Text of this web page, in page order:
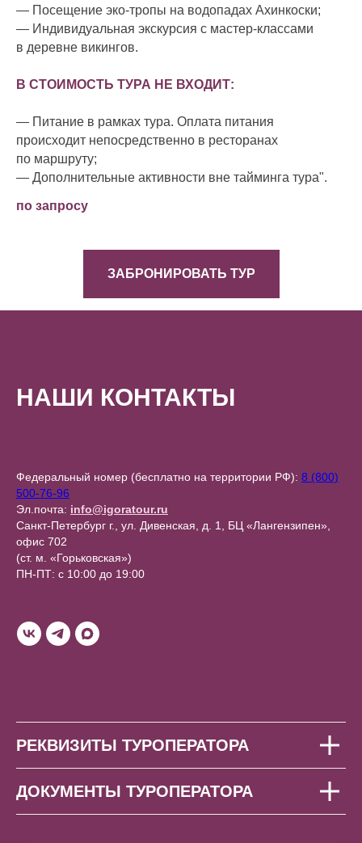
— Посещение эко-тропы на водопадах Ахинкоски;
— Индивидуальная экскурсия с мастер-классами
в деревне викингов.
В СТОИМОСТЬ ТУРА НЕ ВХОДИТ:
— Питание в рамках тура. Оплата питания
происходит непосредственно в ресторанах
по маршруту;
— Дополнительные активности вне тайминга тура".
по запросу
ЗАБРОНИРОВАТЬ ТУР
НАШИ КОНТАКТЫ
Федеральный номер (бесплатно на территории РФ): 8 (800)
500-76-96
Эл.почта: info@igoratour.ru
Санкт-Петербург г., ул. Дивенская, д. 1, БЦ «Лангензипен»,
офис 702
(ст. м. «Горьковская»)
ПН-ПТ: с 10:00 до 19:00
РЕКВИЗИТЫ ТУРОПЕРАТОРА
ДОКУМЕНТЫ ТУРОПЕРАТОРА